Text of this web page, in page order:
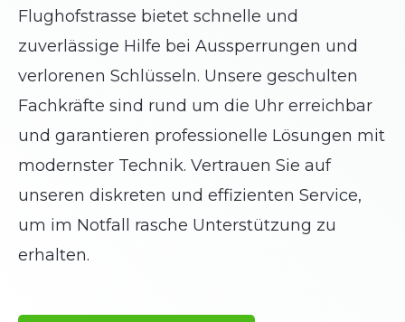
Flughofstrasse bietet schnelle und
zuverlässige Hilfe bei Aussperrungen und
verlorenen Schlüsseln. Unsere geschulten
Fachkräfte sind rund um die Uhr erreichbar
und garantieren professionelle Lösungen mit
modernster Technik. Vertrauen Sie auf
unseren diskreten und effizienten Service,
um im Notfall rasche Unterstützung zu
erhalten.